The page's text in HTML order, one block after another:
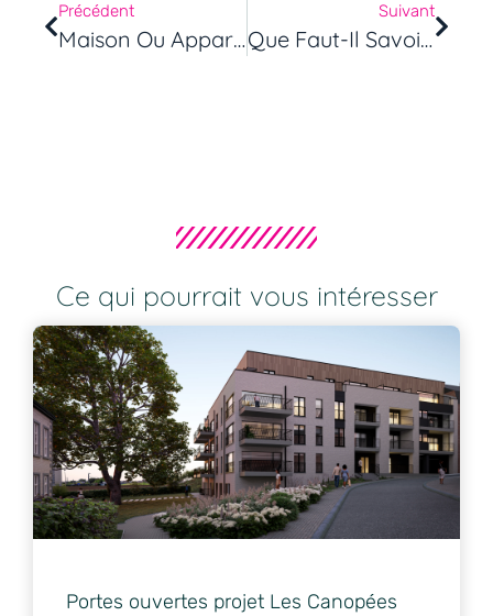
Précédent
Maison Ou Appartement : Quel Logement Est Fait Pour Vous ?
Suivant
Que Faut-Il Savoir Avant De Louer Son Bien Pour La Première Fois ?
Ce qui pourrait vous intéresser
Portes ouvertes projet Les Canopées